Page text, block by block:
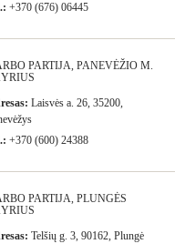
+370 (676) 06445
PARTIJA, PANEVĖŽIO M.
Laisvės a. 26, 35200,
+370 (600) 24388
PARTIJA, PLUNGĖS
Telšių g. 3, 90162, Plungė